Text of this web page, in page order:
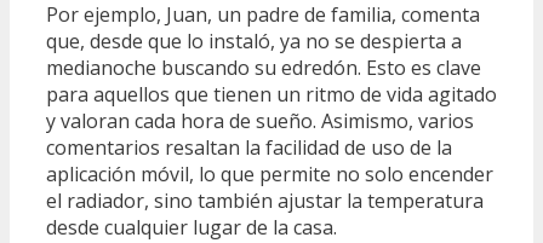
Por ejemplo, Juan, un padre de familia, comenta
que, desde que lo instaló, ya no se despierta a
medianoche buscando su edredón. Esto es clave
para aquellos que tienen un ritmo de vida agitado
y valoran cada hora de sueño. Asimismo, varios
comentarios resaltan la facilidad de uso de la
aplicación móvil, lo que permite no solo encender
el radiador, sino también ajustar la temperatura
desde cualquier lugar de la casa.